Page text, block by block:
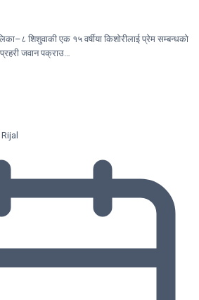
शिशुवाकी एक १५ वर्षीया किशोरीलाई प्रेम सम्बन्धको
जवान पक्राउ…